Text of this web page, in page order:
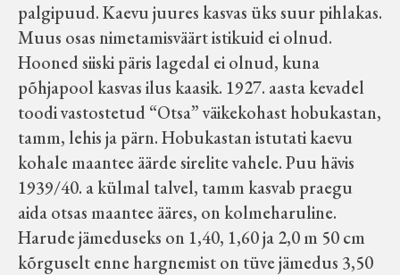
palgipuud. Kaevu juures kasvas üks suur pihlakas.
Muus osas nimetamisväärt istikuid ei olnud.
Hooned siiski päris lagedal ei olnud, kuna
põhjapool kasvas ilus kaasik. 1927. aasta kevadel
toodi vastostetud “Otsa” väikekohast hobukastan,
tamm, lehis ja pärn. Hobukastan istutati kaevu
kohale maantee äärde sirelite vahele. Puu hävis
1939/40. a külmal talvel, tamm kasvab praegu
aida otsas maantee ääres, on kolmeharuline.
Harude jämeduseks on 1,40, 1,60 ja 2,0 m 50 cm
kõrguselt enne hargnemist on tüve jämedus 3,50